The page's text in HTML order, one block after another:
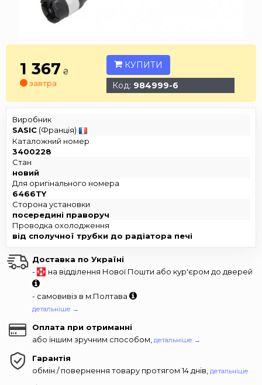
1 367 ₴
завтра
КУПИТИ
Код: 984999-6
Виробник
SASIC (Франція)
Каталожний номер
3400228
Стан
новий
Для оригінального номера
6466TY
Сторона установки
посередині праворуч
Проводка охолодження
від сполучної трубки до радіатора печі
Доставка по Україні
-
на відділення Нової Пошти або кур'єром до дверей
- самовивіз в м.Полтава
детальніше →
Оплата при отриманні
або іншим зручним способом, детальніше →
Гарантія
обмін / повернення товару протягом 14 днів, детальніше